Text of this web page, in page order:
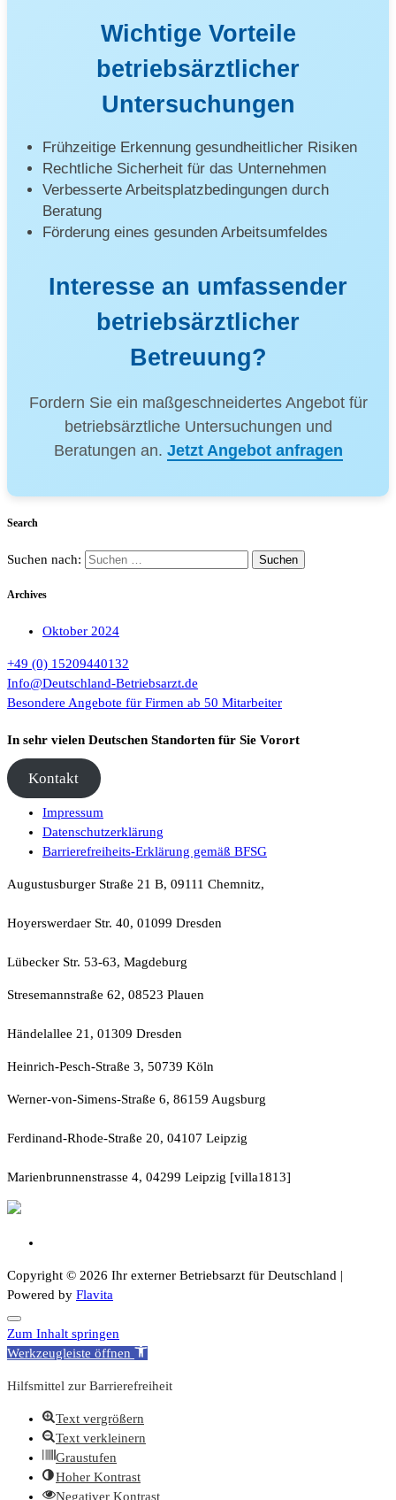
Wichtige Vorteile
betriebsärztlicher
Untersuchungen
Frühzeitige Erkennung gesundheitlicher Risiken
Rechtliche Sicherheit für das Unternehmen
Verbesserte Arbeitsplatzbedingungen durch
Beratung
Förderung eines gesunden Arbeitsumfeldes
Interesse an umfassender
betriebsärztlicher
Betreuung?
Fordern Sie ein maßgeschneidertes Angebot für
betriebsärztliche Untersuchungen und
Beratungen an. Jetzt Angebot anfragen
Search
Suchen nach:
Archives
Oktober 2024
+49 (0) 15209440132
Info@Deutschland-Betriebsarzt.de
Besondere Angebote für Firmen ab 50 Mitarbeiter
In sehr vielen Deutschen Standorten für Sie Vorort
Kontakt
Impressum
Datenschutzerklärung
Barrierefreiheits-Erklärung gemäß BFSG
Augustusburger Straße 21 B, 09111 Chemnitz,
Hoyerswerdaer Str. 40, 01099 Dresden
Lübecker Str. 53-63, Magdeburg
Stresemannstraße 62, 08523 Plauen
Händelallee 21, 01309 Dresden
Heinrich-Pesch-Straße 3, 50739 Köln
Werner-von-Simens-Straße 6, 86159 Augsburg
Ferdinand-Rhode-Straße 20, 04107 Leipzig
Marienbrunnenstrasse 4, 04299 Leipzig [villa1813]
Copyright © 2026 Ihr externer Betriebsarzt für Deutschland |
Powered by Flavita
Zum Inhalt springen
Werkzeugleiste öffnen
Hilfsmittel zur Barrierefreiheit
Text vergrößern
Text verkleinern
Graustufen
Hoher Kontrast
Negativer Kontrast